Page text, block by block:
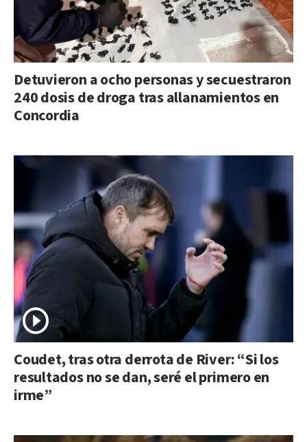
Detuvieron a ocho personas y secuestraron
240 dosis de droga tras allanamientos en
Concordia
Coudet, tras otra derrota de River: “Si los
resultados no se dan, seré el primero en
irme”